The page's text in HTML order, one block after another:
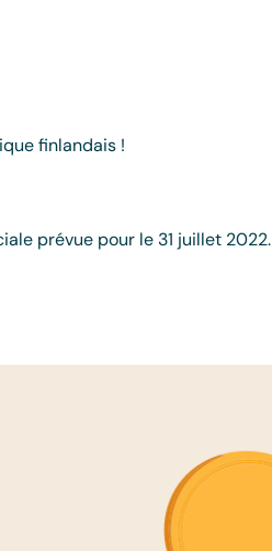
finlandais !
prévue pour le 31 juillet 2022.